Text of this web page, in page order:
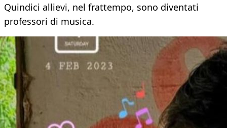
Quindici allievi, nel frattempo, sono diventati
professori di musica.